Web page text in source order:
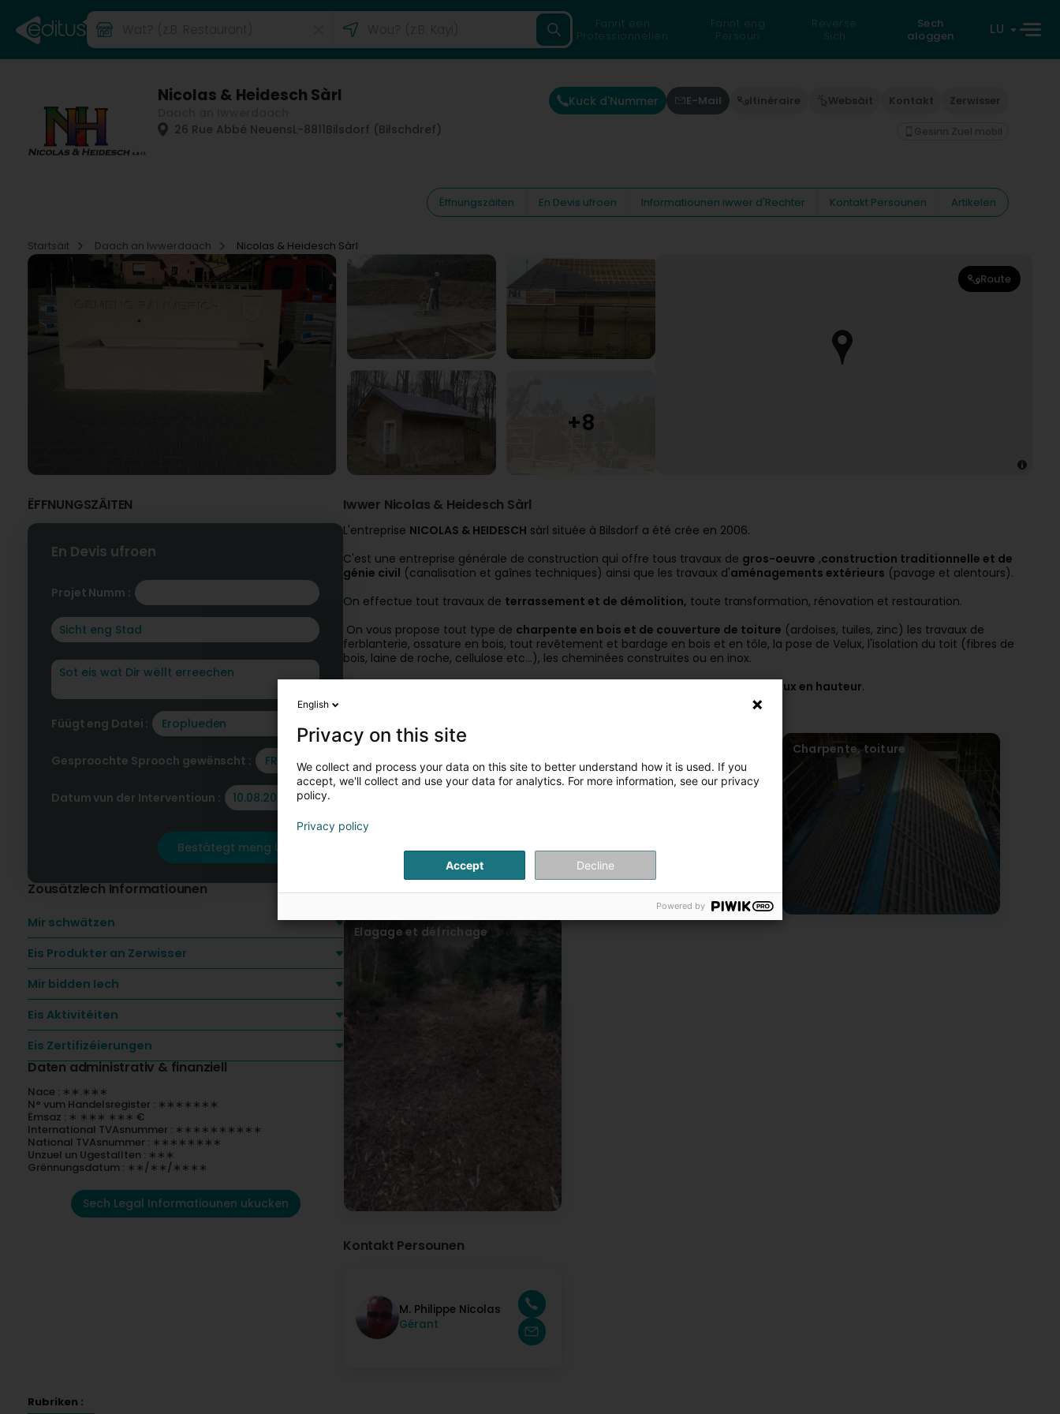
Fannt een
Professionnellen
Fannt eng
Persoun
Reverse
Sich
Sech
aloggen
LU
Nicolas & Heidesch Sàrl
26 Rue Abbé NeuensL-8811Bilsdorf (Bilschdref)
Kuck d'Nummer E-Mail Itinéraire Websäit Kontakt Zerwisser
Gesinn Zuel mobil
Ëffnungszäiten En Devis ufroen Informatiounen iwwer d'Rechter Kontakt Persounen Artikelen
Startsäit Daach an Iwwerdaach Nicolas & Heidesch Sàrl
Route
ËFFNUNGSZÄITEN
En Devis ufroen
Projet Numm :
Füügt eng Datei : Eroplueden
Gesproochte Sprooch gewënscht : FR
Datum vun der Interventioun :
Bestätegt meng Ufro
Zousätzlech Informatiounen
Mir schwätzen
Eis Produkter an Zerwisser
Mir bidden Iech
Eis Aktivitéiten
Eis Zertifizéierungen
Daten administrativ & finanziell
Nace : ∗∗.∗∗∗
N° vum Handelsregister : ∗∗∗∗∗∗∗
Ëmsaz : ∗ ∗∗∗ ∗∗∗ €
International TVAsnummer : ∗∗∗∗∗∗∗∗∗∗
National TVAsnummer : ∗∗∗∗∗∗∗∗
Unzuel un Ugestallten : ∗∗∗
Grënnungsdatum : ∗∗/∗∗/∗∗∗∗
Sech Legal Informatiounen ukucken
Iwwer Nicolas & Heidesch Sàrl
L'entreprise NICOLAS & HEIDESCH sàrl située à Bilsdorf a été crée en 2006.
C'est une entreprise générale de construction qui offre tous travaux de gros-oeuvre ,construction traditionnelle et de
génie civil (canalisation et gaînes techniques) ainsi que les travaux d'aménagements extérieurs (pavage et alentours).
On effectue tout travaux de terrassement et de démolition, toute transformation, rénovation et restauration.
On vous propose tout type de charpente en bois et de couverture de toiture (ardoises, tuiles, zinc) les travaux de
ferblanterie, ossature en bois, tout revêtement et bardage en bois et en tôle, la pose de Velux, l'isolation du toit (fibres de
bois, laine de roche, cellulose etc...), les cheminées construites ou en inox.
l'élagage et l'abattage d'arbres dangereux et de tout travaux en hauteur.
Qui sommes nous ? Charpente, toiture
Elagage et défrichage
Kontakt Persounen
M. Philippe Nicolas
Gérant
Rubriken :
English
Privacy on this site
We collect and process your data on this site to better understand how it is used. If you
accept, we'll collect and use your data for analytics. For more information, see our privacy
policy.
Privacy policy
Accept Decline
Powered by